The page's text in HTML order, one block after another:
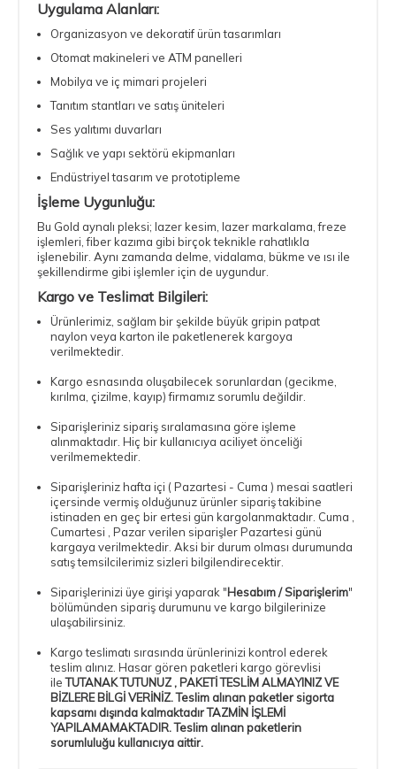
Uygulama Alanları:
Organizasyon ve dekoratif ürün tasarımları
Otomat makineleri ve ATM panelleri
Mobilya ve iç mimari projeleri
Tanıtım stantları ve satış üniteleri
Ses yalıtımı duvarları
Sağlık ve yapı sektörü ekipmanları
Endüstriyel tasarım ve prototipleme
İşleme Uygunluğu:
Bu Gold aynalı pleksi; lazer kesim, lazer markalama, freze
işlemleri, fiber kazıma gibi birçok teknikle rahatlıkla
işlenebilir. Aynı zamanda delme, vidalama, bükme ve ısı ile
şekillendirme gibi işlemler için de uygundur.
Kargo ve Teslimat Bilgileri:
Ürünlerimiz, sağlam bir şekilde büyük gripin patpat
naylon veya karton ile paketlenerek kargoya
verilmektedir.
Kargo esnasında oluşabilecek sorunlardan (gecikme,
kırılma, çizilme, kayıp) firmamız sorumlu değildir.
Siparişleriniz sipariş sıralamasına göre işleme
alınmaktadır. Hiç bir kullanıcıya aciliyet önceliği
verilmemektedir.
Siparişleriniz hafta içi ( Pazartesi - Cuma ) mesai saatleri
içersinde vermiş olduğunuz ürünler sipariş takibine
istinaden en geç bir ertesi gün kargolanmaktadır. Cuma ,
Cumartesi , Pazar verilen siparişler Pazartesi günü
kargaya verilmektedir. Aksi bir durum olması durumunda
satış temsilcilerimiz sizleri bilgilendirecektir.
Siparişlerinizi üye girişi yaparak "Hesabım / Siparişlerim"
bölümünden sipariş durumunu ve kargo bilgilerinize
ulaşabilirsiniz.
Kargo teslimatı sırasında ürünlerinizi kontrol ederek
teslim alınız. Hasar gören paketleri kargo görevlisi
ileTUTANAK TUTUNUZ , PAKETİ TESLİM ALMAYINIZ VE
BİZLERE BİLGİ VERİNİZ. Teslim alınan paketler sigorta
kapsamı dışında kalmaktadır TAZMİN İŞLEMİ
YAPILAMAMAKTADIR. Teslim alınan paketlerin
sorumluluğu kullanıcıya aittir.